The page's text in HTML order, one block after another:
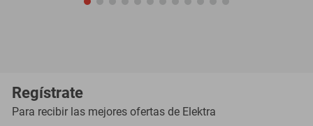
Regístrate
Para recibir las mejores ofertas de Elektra